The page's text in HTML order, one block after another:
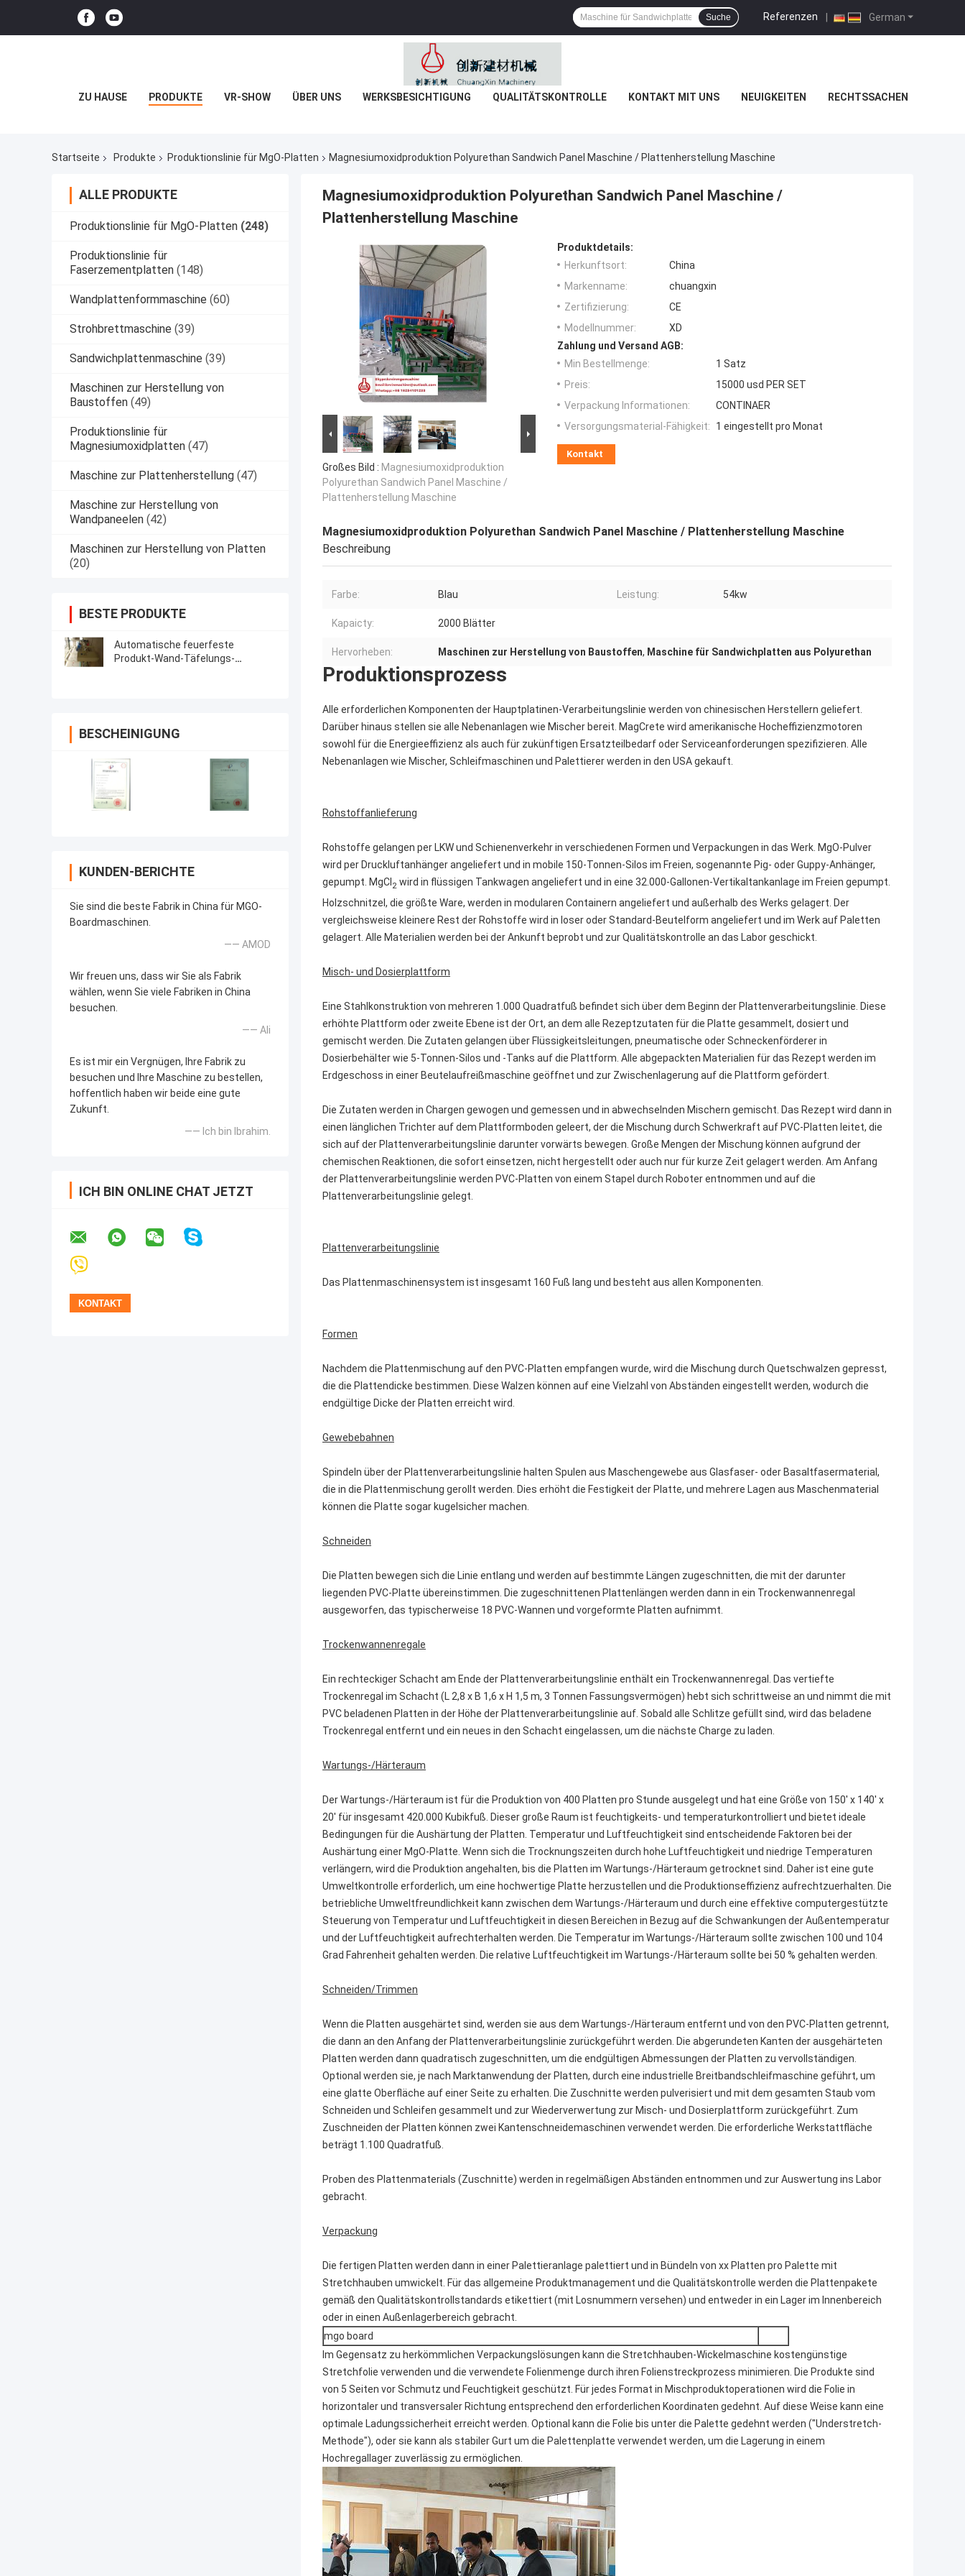
German
Referenzen |
Suche
ZU HAUSE PRODUKTE VR-SHOW ÜBER UNS WERKSBESICHTIGUNG QUALITÄTSKONTROLLE KONTAKT MIT UNS NEUIGKEITEN RECHTSSACHEN
Startseite Produkte Produktionslinie für MgO-Platten Magnesiumoxidproduktion Polyurethan Sandwich Panel Maschine / Plattenherstellung Maschine
ALLE PRODUKTE
Produktionslinie für MgO-Platten (248)
Produktionslinie für
Faserzementplatten (148)
Wandplattenformmaschine (60)
Strohbrettmaschine (39)
Sandwichplattenmaschine (39)
Maschinen zur Herstellung von
Baustoffen (49)
Produktionslinie für
Magnesiumoxidplatten (47)
Maschine zur Plattenherstellung (47)
Maschine zur Herstellung von
Wandpaneelen (42)
Maschinen zur Herstellung von Platten
(20)
BESTE PRODUKTE
Automatische feuerfeste
Produkt-Wand-Täfelungs-
BESCHEINIGUNG
KUNDEN-BERICHTE
Sie sind die beste Fabrik in China für MGO-
Boardmaschinen.
—— AMOD
Wir freuen uns, dass wir Sie als Fabrik
wählen, wenn Sie viele Fabriken in China
besuchen.
—— Ali
Es ist mir ein Vergnügen, Ihre Fabrik zu
besuchen und Ihre Maschine zu bestellen,
hoffentlich haben wir beide eine gute
Zukunft.
—— Ich bin Ibrahim.
ICH BIN ONLINE CHAT JETZT
Magnesiumoxidproduktion Polyurethan Sandwich Panel Maschine /
Plattenherstellung Maschine
Großes Bild : Magnesiumoxidproduktion
Polyurethan Sandwich Panel Maschine /
Plattenherstellung Maschine
Produktdetails:
Herkunftsort:
China
Markenname:
chuangxin
Zertifizierung:
CE
Modellnummer:
XD
Zahlung und Versand AGB:
Min Bestellmenge:
1 Satz
Preis:
15000 usd PER SET
Verpackung Informationen:
CONTINAER
Versorgungsmaterial-Fähigkeit:
1 eingestellt pro Monat
Kontakt
Magnesiumoxidproduktion Polyurethan Sandwich Panel Maschine / Plattenherstellung Maschine
Beschreibung
Farbe: Blau Leistung: 54kw
Kapaicty: 2000 Blätter
Hervorheben: Maschinen zur Herstellung von Baustoffen, Maschine für Sandwichplatten aus Polyurethan
Produktionsprozess
Alle erforderlichen Komponenten der Hauptplatinen-Verarbeitungslinie werden von chinesischen Herstellern geliefert.
Darüber hinaus stellen sie alle Nebenanlagen wie Mischer bereit. MagCrete wird amerikanische Hocheffizienzmotoren
sowohl für die Energieeffizienz als auch für zukünftigen Ersatzteilbedarf oder Serviceanforderungen spezifizieren. Alle
Nebenanlagen wie Mischer, Schleifmaschinen und Palettierer werden in den USA gekauft.
Rohstoffanlieferung
Rohstoffe gelangen per LKW und Schienenverkehr in verschiedenen Formen und Verpackungen in das Werk. MgO-Pulver
wird per Druckluftanhänger angeliefert und in mobile 150-Tonnen-Silos im Freien, sogenannte Pig- oder Guppy-Anhänger,
gepumpt. MgCl 2 wird in flüssigen Tankwagen angeliefert und in eine 32.000-Gallonen-Vertikaltankanlage im Freien gepumpt.
Holzschnitzel, die größte Ware, werden in modularen Containern angeliefert und außerhalb des Werks gelagert. Der
vergleichsweise kleinere Rest der Rohstoffe wird in loser oder Standard-Beutelform angeliefert und im Werk auf Paletten
gelagert. Alle Materialien werden bei der Ankunft beprobt und zur Qualitätskontrolle an das Labor geschickt.
Misch- und Dosierplattform
Eine Stahlkonstruktion von mehreren 1.000 Quadratfuß befindet sich über dem Beginn der Plattenverarbeitungslinie. Diese
erhöhte Plattform oder zweite Ebene ist der Ort, an dem alle Rezeptzutaten für die Platte gesammelt, dosiert und
gemischt werden. Die Zutaten gelangen über Flüssigkeitsleitungen, pneumatische oder Schneckenförderer in
Dosierbehälter wie 5-Tonnen-Silos und -Tanks auf die Plattform. Alle abgepackten Materialien für das Rezept werden im
Erdgeschoss in einer Beutelaufreißmaschine geöffnet und zur Zwischenlagerung auf die Plattform gefördert.
Die Zutaten werden in Chargen gewogen und gemessen und in abwechselnden Mischern gemischt. Das Rezept wird dann in
einen länglichen Trichter auf dem Plattformboden geleert, der die Mischung durch Schwerkraft auf PVC-Platten leitet, die
sich auf der Plattenverarbeitungslinie darunter vorwärts bewegen. Große Mengen der Mischung können aufgrund der
chemischen Reaktionen, die sofort einsetzen, nicht hergestellt oder auch nur für kurze Zeit gelagert werden. Am Anfang
der Plattenverarbeitungslinie werden PVC-Platten von einem Stapel durch Roboter entnommen und auf die
Plattenverarbeitungslinie gelegt.
Plattenverarbeitungslinie
Das Plattenmaschinensystem ist insgesamt 160 Fuß lang und besteht aus allen Komponenten.
Formen
Nachdem die Plattenmischung auf den PVC-Platten empfangen wurde, wird die Mischung durch Quetschwalzen gepresst,
die die Plattendicke bestimmen. Diese Walzen können auf eine Vielzahl von Abständen eingestellt werden, wodurch die
endgültige Dicke der Platten erreicht wird.
Gewebebahnen
Spindeln über der Plattenverarbeitungslinie halten Spulen aus Maschengewebe aus Glasfaser- oder Basaltfasermaterial,
die in die Plattenmischung gerollt werden. Dies erhöht die Festigkeit der Platte, und mehrere Lagen aus Maschenmaterial
können die Platte sogar kugelsicher machen.
Schneiden
Die Platten bewegen sich die Linie entlang und werden auf bestimmte Längen zugeschnitten, die mit der darunter
liegenden PVC-Platte übereinstimmen. Die zugeschnittenen Plattenlängen werden dann in ein Trockenwannenregal
ausgeworfen, das typischerweise 18 PVC-Wannen und vorgeformte Platten aufnimmt.
Trockenwannenregale
Ein rechteckiger Schacht am Ende der Plattenverarbeitungslinie enthält ein Trockenwannenregal. Das vertiefte
Trockenregal im Schacht (L 2,8 x B 1,6 x H 1,5 m, 3 Tonnen Fassungsvermögen) hebt sich schrittweise an und nimmt die mit
PVC beladenen Platten in der Höhe der Plattenverarbeitungslinie auf. Sobald alle Schlitze gefüllt sind, wird das beladene
Trockenregal entfernt und ein neues in den Schacht eingelassen, um die nächste Charge zu laden.
Wartungs-/Härteraum
Der Wartungs-/Härteraum ist für die Produktion von 400 Platten pro Stunde ausgelegt und hat eine Größe von 150' x 140' x
20' für insgesamt 420.000 Kubikfuß. Dieser große Raum ist feuchtigkeits- und temperaturkontrolliert und bietet ideale
Bedingungen für die Aushärtung der Platten. Temperatur und Luftfeuchtigkeit sind entscheidende Faktoren bei der
Aushärtung einer MgO-Platte. Wenn sich die Trocknungszeiten durch hohe Luftfeuchtigkeit und niedrige Temperaturen
verlängern, wird die Produktion angehalten, bis die Platten im Wartungs-/Härteraum getrocknet sind. Daher ist eine gute
Umweltkontrolle erforderlich, um eine hochwertige Platte herzustellen und die Produktionseffizienz aufrechtzuerhalten. Die
betriebliche Umweltfreundlichkeit kann zwischen dem Wartungs-/Härteraum und durch eine effektive computergestützte
Steuerung von Temperatur und Luftfeuchtigkeit in diesen Bereichen in Bezug auf die Schwankungen der Außentemperatur
und der Luftfeuchtigkeit aufrechterhalten werden. Die Temperatur im Wartungs-/Härteraum sollte zwischen 100 und 104
Grad Fahrenheit gehalten werden. Die relative Luftfeuchtigkeit im Wartungs-/Härteraum sollte bei 50 % gehalten werden.
Schneiden/Trimmen
Wenn die Platten ausgehärtet sind, werden sie aus dem Wartungs-/Härteraum entfernt und von den PVC-Platten getrennt,
die dann an den Anfang der Plattenverarbeitungslinie zurückgeführt werden. Die abgerundeten Kanten der ausgehärteten
Platten werden dann quadratisch zugeschnitten, um die endgültigen Abmessungen der Platten zu vervollständigen.
Optional werden sie, je nach Marktanwendung der Platten, durch eine industrielle Breitbandschleifmaschine geführt, um
eine glatte Oberfläche auf einer Seite zu erhalten. Die Zuschnitte werden pulverisiert und mit dem gesamten Staub vom
Schneiden und Schleifen gesammelt und zur Wiederverwertung zur Misch- und Dosierplattform zurückgeführt. Zum
Zuschneiden der Platten können zwei Kantenschneidemaschinen verwendet werden. Die erforderliche Werkstattfläche
beträgt 1.100 Quadratfuß.
Proben des Plattenmaterials (Zuschnitte) werden in regelmäßigen Abständen entnommen und zur Auswertung ins Labor
gebracht.
Verpackung
Die fertigen Platten werden dann in einer Palettieranlage palettiert und in Bündeln von xx Platten pro Palette mit
Stretchhauben umwickelt. Für das allgemeine Produktmanagement und die Qualitätskontrolle werden die Plattenpakete
gemäß den Qualitätskontrollstandards etikettiert (mit Losnummern versehen) und entweder in ein Lager im Innenbereich
oder in einen Außenlagerbereich gebracht.
mgo board
Im Gegensatz zu herkömmlichen Verpackungslösungen kann die Stretchhauben-Wickelmaschine kostengünstige
Stretchfolie verwenden und die verwendete Folienmenge durch ihren Folienstreckprozess minimieren. Die Produkte sind
von 5 Seiten vor Schmutz und Feuchtigkeit geschützt. Für jedes Format in Mischproduktoperationen wird die Folie in
horizontaler und transversaler Richtung entsprechend den erforderlichen Koordinaten gedehnt. Auf diese Weise kann eine
optimale Ladungssicherheit erreicht werden. Optional kann die Folie bis unter die Palette gedehnt werden ("Understretch-
Methode"), oder sie kann als stabiler Gurt um die Palettenplatte verwendet werden, um die Lagerung in einem
Hochregallager zuverlässig zu ermöglichen.